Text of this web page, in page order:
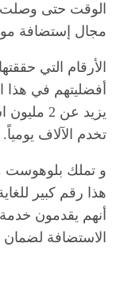
مجال إستضافة
الأرقام التي
أفضليتهم في
يزيد عن
تخدم الآلاف يومياً.
هذا رقم كبير
الاستضافة